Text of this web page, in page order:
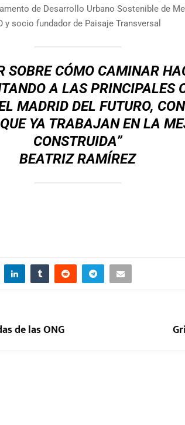
de Desarrollo Urbano Sostenible de
y socio fundador de Paisaje Transversal
SOBRE CÓMO CAMINAR
A LAS PRINCIPALES
MADRID DEL FUTURO,
YA TRABAJAN EN LA
CONSTRUIDA”
BEATRIZ RAMÍREZ
de las ONG